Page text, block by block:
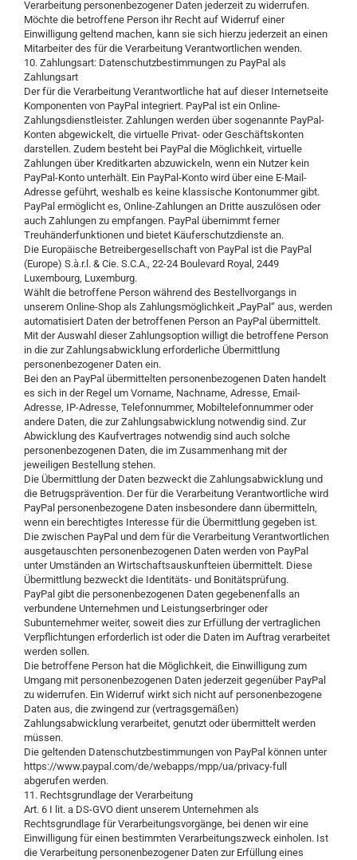
Verarbeitung personenbezogener Daten jederzeit zu widerrufen.
Möchte die betroffene Person ihr Recht auf Widerruf einer
Einwilligung geltend machen, kann sie sich hierzu jederzeit an einen
Mitarbeiter des für die Verarbeitung Verantwortlichen wenden.
10. Zahlungsart: Datenschutzbestimmungen zu PayPal als
Zahlungsart
Der für die Verarbeitung Verantwortliche hat auf dieser Internetseite
Komponenten von PayPal integriert. PayPal ist ein Online-
Zahlungsdienstleister. Zahlungen werden über sogenannte PayPal-
Konten abgewickelt, die virtuelle Privat- oder Geschäftskonten
darstellen. Zudem besteht bei PayPal die Möglichkeit, virtuelle
Zahlungen über Kreditkarten abzuwickeln, wenn ein Nutzer kein
PayPal-Konto unterhält. Ein PayPal-Konto wird über eine E-Mail-
Adresse geführt, weshalb es keine klassische Kontonummer gibt.
PayPal ermöglicht es, Online-Zahlungen an Dritte auszulösen oder
auch Zahlungen zu empfangen. PayPal übernimmt ferner
Treuhänderfunktionen und bietet Käuferschutzdienste an.
Die Europäische Betreibergesellschaft von PayPal ist die PayPal
(Europe) S.à.r.l. & Cie. S.C.A., 22-24 Boulevard Royal, 2449
Luxembourg, Luxemburg.
Wählt die betroffene Person während des Bestellvorgangs in
unserem Online-Shop als Zahlungsmöglichkeit „PayPal“ aus, werden
automatisiert Daten der betroffenen Person an PayPal übermittelt.
Mit der Auswahl dieser Zahlungsoption willigt die betroffene Person
in die zur Zahlungsabwicklung erforderliche Übermittlung
personenbezogener Daten ein.
Bei den an PayPal übermittelten personenbezogenen Daten handelt
es sich in der Regel um Vorname, Nachname, Adresse, Email-
Adresse, IP-Adresse, Telefonnummer, Mobiltelefonnummer oder
andere Daten, die zur Zahlungsabwicklung notwendig sind. Zur
Abwicklung des Kaufvertrages notwendig sind auch solche
personenbezogenen Daten, die im Zusammenhang mit der
jeweiligen Bestellung stehen.
Die Übermittlung der Daten bezweckt die Zahlungsabwicklung und
die Betrugsprävention. Der für die Verarbeitung Verantwortliche wird
PayPal personenbezogene Daten insbesondere dann übermitteln,
wenn ein berechtigtes Interesse für die Übermittlung gegeben ist.
Die zwischen PayPal und dem für die Verarbeitung Verantwortlichen
ausgetauschten personenbezogenen Daten werden von PayPal
unter Umständen an Wirtschaftsauskunfteien übermittelt. Diese
Übermittlung bezweckt die Identitäts- und Bonitätsprüfung.
PayPal gibt die personenbezogenen Daten gegebenenfalls an
verbundene Unternehmen und Leistungserbringer oder
Subunternehmer weiter, soweit dies zur Erfüllung der vertraglichen
Verpflichtungen erforderlich ist oder die Daten im Auftrag verarbeitet
werden sollen.
Die betroffene Person hat die Möglichkeit, die Einwilligung zum
Umgang mit personenbezogenen Daten jederzeit gegenüber PayPal
zu widerrufen. Ein Widerruf wirkt sich nicht auf personenbezogene
Daten aus, die zwingend zur (vertragsgemäßen)
Zahlungsabwicklung verarbeitet, genutzt oder übermittelt werden
müssen.
Die geltenden Datenschutzbestimmungen von PayPal können unter
https://www.paypal.com/de/webapps/mpp/ua/privacy-full
abgerufen werden.
11. Rechtsgrundlage der Verarbeitung
Art. 6 I lit. a DS-GVO dient unserem Unternehmen als
Rechtsgrundlage für Verarbeitungsvorgänge, bei denen wir eine
Einwilligung für einen bestimmten Verarbeitungszweck einholen. Ist
die Verarbeitung personenbezogener Daten zur Erfüllung eines